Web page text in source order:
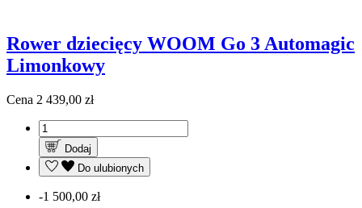
Rower dziecięcy WOOM Go 3 Automagic
Limonkowy
Cena 2 439,00 zł
Dodaj
Do ulubionych
-1 500,00 zł